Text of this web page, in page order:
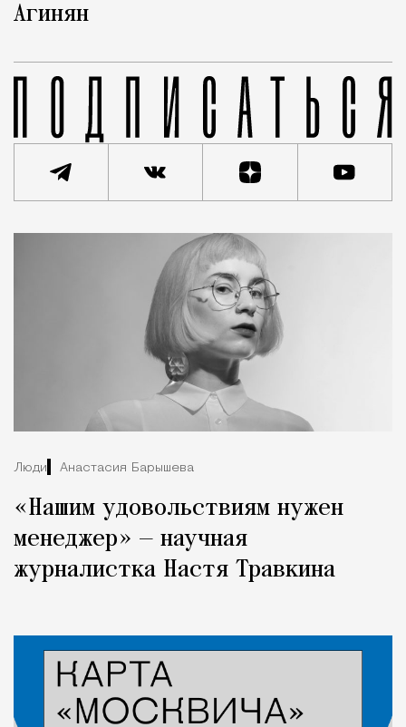
Агинян
Люди Анастасия Барышева
«Нашим удовольствиям нужен
менеджер» — научная
журналистка Настя Травкина